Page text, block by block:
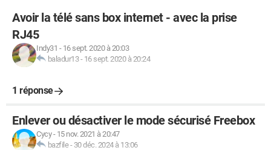
Avoir la télé sans box internet - avec la prise
RJ45
Indy31 - 16 sept. 2020 à 20:03
baladur13- 16 sept. 2020 à 20:24
1 réponse
Enlever ou désactiver le mode sécurisé Freebox
Cycy- 15 nov. 2021 à 20:47
bazfile- 30 déc. 2024 à 13:06